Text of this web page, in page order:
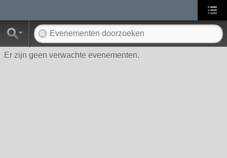
Er zijn geen verwachte evenementen.